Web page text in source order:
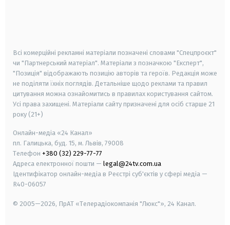
Всі комерційні рекламні матеріали позначені словами "Спецпроєкт"
чи "Партнерський матеріал". Матеріали з позначкою "Експерт",
"Позиція" відображають позицію авторів та героїв. Редакція може
не поділяти їхніх поглядів. Детальніше щодо реклами та правил
цитування можна ознайомитись в правилах користування сайтом.
Усі права захищені. Матеріали сайту призначені для осіб старше 21
року (21+)
Онлайн-медіа «24 Канал»
пл. Галицька, буд. 15, м. Львів, 79008
Телефон +380 (32) 229-77-77
Адреса електронної пошти — legal@24tv.com.ua
Ідентифікатор онлайн-медіа в Реєстрі суб'єктів у сфері медіа —
R40-06057
© 2005—2026, ПрАТ «Телерадіокомпанія "Люкс"», 24 Канал.